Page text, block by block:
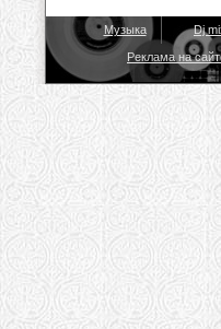
Музыка Dj
Реклама на